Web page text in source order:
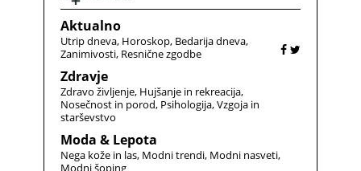
Aktualno
Utrip dneva Horoskop Bedarija dneva
Zanimivosti Resnične zgodbe
Zdravje
Zdravo življenje Hujšanje in rekreacija
Nosečnost in porod Psihologija Vzgoja in
starševstvo
Moda & Lepota
Nega kože in las Modni trendi Modni nasveti
Modni šoping